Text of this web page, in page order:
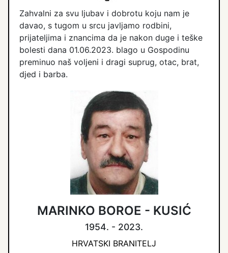
Zahvalni za svu ljubav i dobrotu koju nam je
davao, s tugom u srcu javljamo rodbini,
prijateljima i znancima da je nakon duge i teške
bolesti dana 01.06.2023. blago u Gospodinu
preminuo naš voljeni i dragi suprug, otac, brat,
djed i barba.
MARINKO BOROE - KUSIĆ
1954. - 2023.
HRVATSKI BRANITELJ